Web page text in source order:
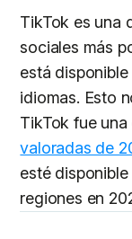
TikTok es una
sociales más
está
idiomas. Esto
TikTok fue una
valoradas de
esté
regiones en